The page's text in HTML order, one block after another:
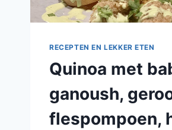
RECEPTEN EN LEKKER ETEN
Quinoa met
ganoush,
flespompoen,